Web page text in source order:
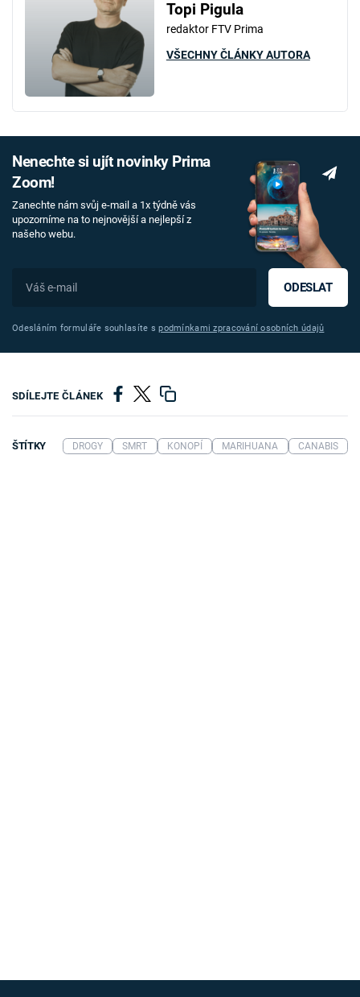
Topi Pigula
redaktor FTV Prima
VŠECHNY ČLÁNKY AUTORA
Nenechte si ujít novinky Prima
Zoom!
Zanechte nám svůj e-mail a 1x týdně vás
upozorníme na to nejnovější a nejlepší z
našeho webu.
ODESLAT
Odesláním formuláře souhlasíte spodmínkami zpracování osobních údajů
SDÍLEJTE ČLÁNEK
ŠTÍTKY DROGY SMRT KONOPÍ MARIHUANA CANABIS